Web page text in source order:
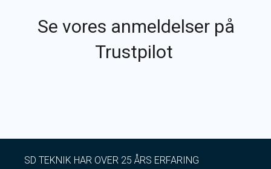
Se vores anmeldelser på
Trustpilot
SD TEKNIK HAR OVER 25 ÅRS ERFARING